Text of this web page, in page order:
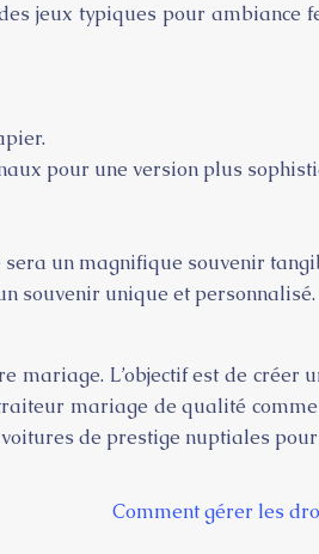
jeux typiques pour ambiance
pour une version plus
sera un magnifique souvenir
unique et
L’objectif est de
mariage de qualité
de prestige nuptiales
Comment gérer les